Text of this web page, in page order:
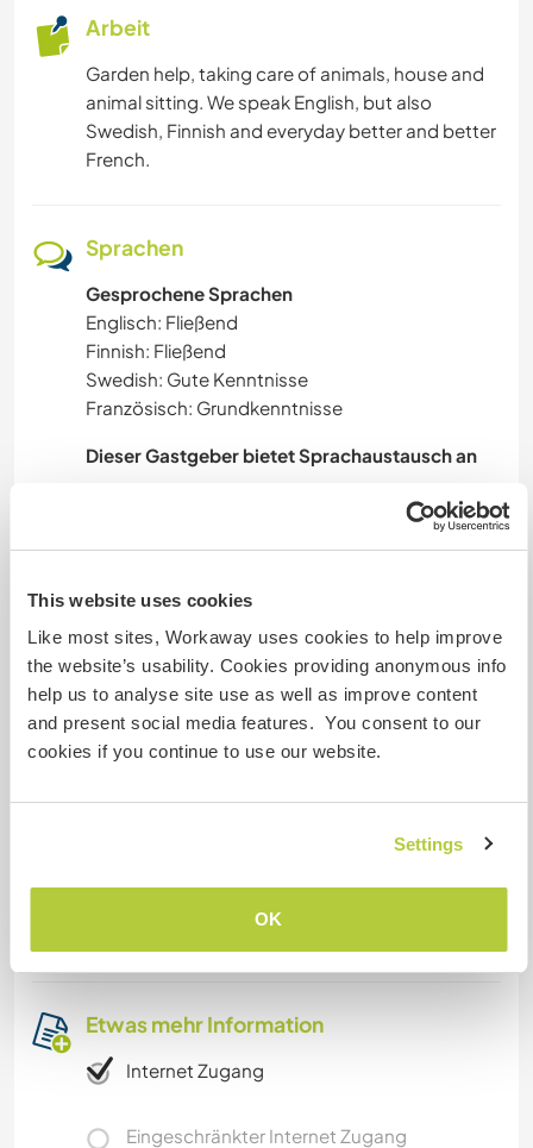
This website uses cookies
Like most sites, Workaway uses cookies to help improve
the website’s usability. Cookies providing anonymous info
help us to analyse site use as well as improve content
and present social media features. You consent to our
cookies if you continue to use our website.
Settings
OK
TIERE
YOGA / WELLNESS
SEGELN / BOOTE
STRAND
ERLEBNISSPORTARTEN
Arbeit
Garden help, taking care of animals, house and
animal sitting. We speak English, but also
Swedish, Finnish and everyday better and better
French.
Sprachen
Gesprochene Sprachen
Englisch: Fließend
Finnish: Fließend
Swedish: Gute Kenntnisse
Französisch: Grundkenntnisse
Dieser Gastgeber bietet Sprachaustausch an
Unterkunft
We have available rooms in our house with
nearby bathrooms, joint kitchen and living room.
The house is 400 years old, but modernised with
all amenities.
area is popular with bikers, hikers, climbers, etc. A
Etwas mehr Information
Internet Zugang
Eingeschränkter Internet Zugang